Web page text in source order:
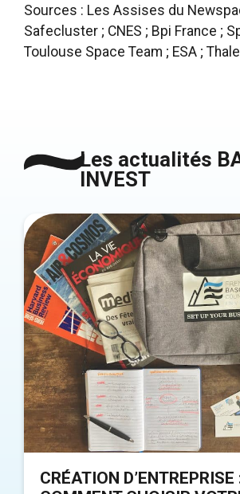
Sources : Les Assises du
Safecluster ; CNES ; Bpi France ;
Toulouse Space Team ; ESA ;
Les actualités
INVEST
CRÉATION D’ENTREPRISE